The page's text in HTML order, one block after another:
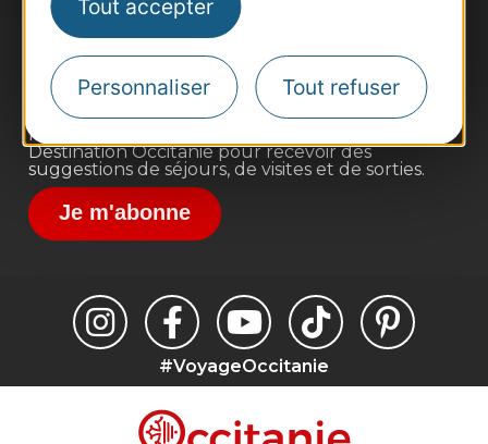
Tout accepter
Personnaliser Tout refuser
Site presse et d'influence
Voyagistes
Destination Sport
Inscrivez-vous à la lettre d'information
Destination Occitanie pour recevoir des
suggestions de séjours, de visites et de sorties.
Je m'abonne
#VoyageOccitanie